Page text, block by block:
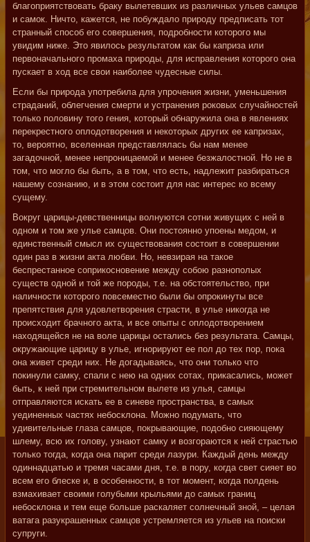
благоприятствовать браку вылетевших из различных ульев самцов
и самок. Ничто, кажется, не побуждало природу предписать тот
странный способ его совершения, подробности которого мы
увидим ниже. Это явилось результатом как бы каприза или
первоначального промаха природы, для исправления которого она
пускает в ход все свои наиболее чудесные силы.
Если бы природа употребила для упрочения жизни, уменьшения
страданий, облегчения смерти и устранения роковых случайностей
только половину того гения, который обнаружила она в явлениях
перекрестного оплодотворения и некоторых других ее капризах,
то, вероятно, вселенная представлялась бы нам менее
загадочной, менее непроницаемой и менее безжалостной. Но не в
том, что могло бы быть, а в том, что есть, надлежит разбираться
нашему сознанию, и в этом состоит для нас интерес ко всему
сущему.
Вокруг царицы-девственницы волнуются сотни живущих с ней в
одном и том же улье самцов. Они постоянно упоены медом, и
единственный смысл их существования состоит в совершении
один раз в жизни акта любви. Но, невзирая на такое
беспрестанное соприкосновение между собою разнополых
существ одной и той же породы, т.е. на обстоятельство, при
наличности которого повсеместно были бы опрокинуты все
препятствия для удовлетворения страсти, в улье никогда не
происходит брачного акта, и все опыты с оплодотворением
находящейся не на воле царицы остались без результата. Самцы,
окружающие царицу в улье, игнорируют ее пол до тех пор, пока
она живет среди них. Не догадываясь, что они только что
покинули самку, спали с нею на одних сотах, прикасались, может
быть, к ней при стремительном вылете из улья, самцы
отправляются искать ее в синеве пространства, в самых
уединенных частях небосклона. Можно подумать, что
удивительные глаза самцов, покрывающие, подобно сияющему
шлему, всю их голову, узнают самку и возгораются к ней страстью
только тогда, когда она парит среди лазури. Каждый день между
одиннадцатью и тремя часами дня, т.е. в пору, когда свет сияет во
всем его блеске и, в особенности, в тот момент, когда полдень
взмахивает своими голубыми крыльями до самых границ
небосклона и тем еще больше раскаляет солнечный зной, – целая
ватага разукрашенных самцов устремляется из ульев на поиски
супруги.